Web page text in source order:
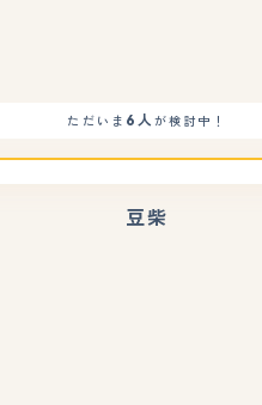
ただいま 6人が検討中！
豆柴